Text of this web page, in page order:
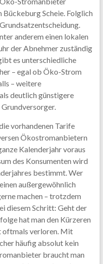
Scheie. Folglich
anderem einen lokalen
der Abnehmer zuständig
es unterschiedliche
– egal ob Öko-Strom
– weitere
deutlich günstigere
vorhandenen Tarife
Ökostromanbietern
Kalenderjahr voraus
des Konsumenten wird
bestimmt. Wer
außergewöhnlich
machen – trotzdem
diesem Schritt: Geht der
hat man den Kürzeren
oftmals verloren. Mit
häufig absolut kein
braucht man